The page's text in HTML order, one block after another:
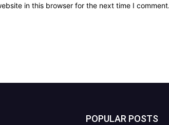
in this browser for the next time I comment.
POPULAR POSTS